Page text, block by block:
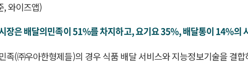
, 와이즈앱)
장은 배달의민족이 51%를 차지하고, 요기요 35%, 배달통이 14%의
족(㈜우아한형제들)의 경우 식품 배달 서비스와 지능정보기술을 결